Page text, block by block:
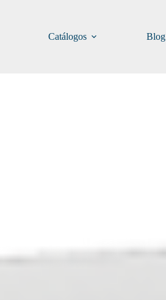
Catálogos Blog